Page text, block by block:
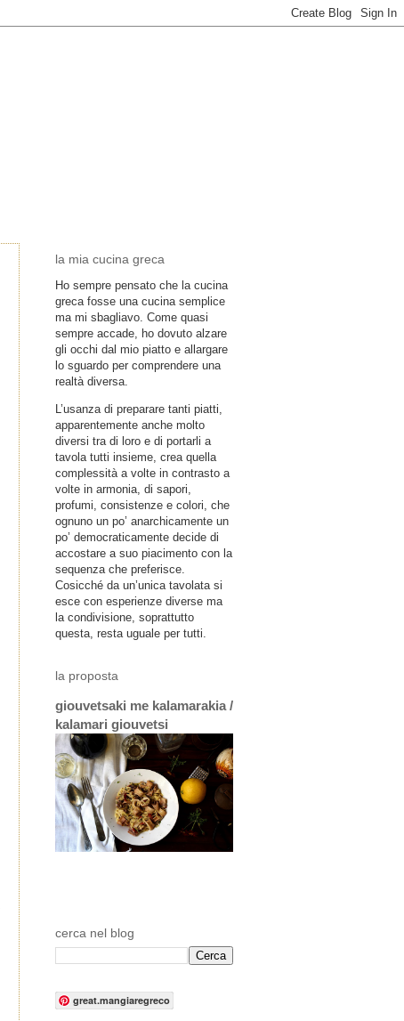
la mia cucina greca
Ho sempre pensato che la cucina
greca fosse una cucina semplice
ma mi sbagliavo. Come quasi
sempre accade, ho dovuto alzare
gli occhi dal mio piatto e allargare
lo sguardo per comprendere una
realtà diversa.
L’usanza di preparare tanti piatti,
apparentemente anche molto
diversi tra di loro e di portarli a
tavola tutti insieme, crea quella
complessità a volte in contrasto a
volte in armonia, di sapori,
profumi, consistenze e colori, che
ognuno un po’ anarchicamente un
po’ democraticamente decide di
accostare a suo piacimento con la
sequenza che preferisce.
Cosicché da un’unica tavolata si
esce con esperienze diverse ma
la condivisione, soprattutto
questa, resta uguale per tutti.
la proposta
giouvetsaki me kalamarakia /
kalamari giouvetsi
cerca nel blog
great.mangiaregreco